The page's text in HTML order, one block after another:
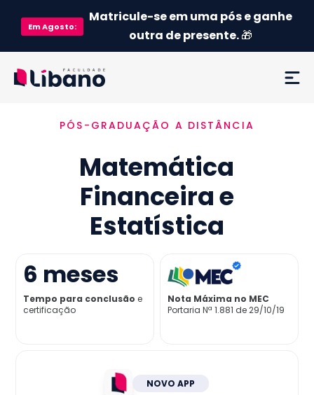
EmAgosto:
Matricule-se em uma pós e ganhe
outra de presente.🎁
Ementa
Como funciona
Credenciamento MEC
Já sou aluno
PÓS-GRADUAÇÃO A DISTÂNCIA
Matemática
Financeira e
Estatística
6 meses
Tempo para conclusão e
certificação
Nota Máxima no MEC
Portaria Nª 1.881 de 29/10/19
NOVO APP